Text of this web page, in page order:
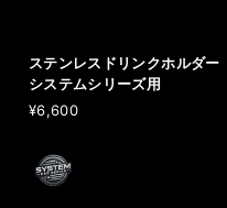
ステンレスドリンクホルダー
システムシリーズ用
¥6,600